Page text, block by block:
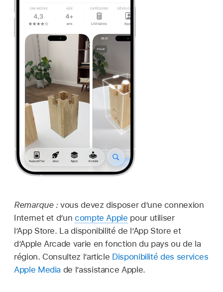
Remarque :vous devez disposer d’une connexion
Internet et d’un compte Apple pour utiliser
l’App Store. La disponibilité de l’App Store et
d’Apple Arcade varie en fonction du pays ou de la
région. Consultez l’article Disponibilité des services
Apple Media de l’assistance Apple.